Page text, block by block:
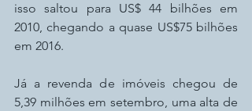
isso saltou para US$ 44 bilhões em
2010, chegando a quase US$75 bilhões
em 2016.
Já a revenda de imóveis chegou de
5,39 milhões em setembro, uma alta de